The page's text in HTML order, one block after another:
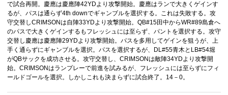
で試合再開。慶應は慶應陣42YDより攻撃開始。慶應はランで大きくゲインす
るが、パスは通らず4th downでギャンブルを選択する。これは失敗する。攻
守交替しCRIMSONは自陣33YDより攻撃開始。QB#15田中からWR#89島倉へ
のパスで大きくゲインするもフレッシュには至らず、パントを選択する。攻守
交替し慶應は慶應陣29YDより攻撃開始。パスを多用してゲインを狙うが、上
手く通らずにギャンブルを選択。パスを選択するが、DL#55青木とLB#54堀
がQBサックを成功させる。攻守交替し、CRIMSONは敵陣34YDより攻撃開
始。CRIMSONはランプレーで前進を試みるが、フレッシュには至らずにフィ
ールドゴールを選択。しかしこれも決まらずに試合終了。14－0。